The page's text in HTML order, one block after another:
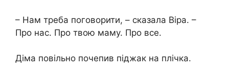
– Нам треба поговорити, – сказала Віра. –
Про нас. Про твою маму. Про все.
Діма повільно почепив піджак на плічка.